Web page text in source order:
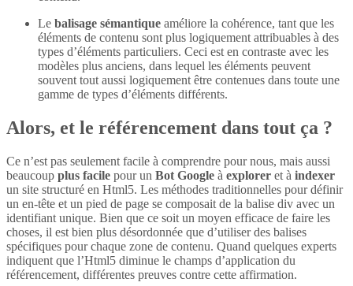
Le balisage sémantique améliore la cohérence, tant que les
éléments de contenu sont plus logiquement attribuables à des
types d’éléments particuliers. Ceci est en contraste avec les
modèles plus anciens, dans lequel les éléments peuvent
souvent tout aussi logiquement être contenues dans toute une
gamme de types d’éléments différents.
Alors, et le référencement dans tout ça ?
Ce n’est pas seulement facile à comprendre pour nous, mais aussi
beaucoup plus facile pour un Bot Google à explorer et à indexer
un site structuré en Html5. Les méthodes traditionnelles pour définir
un en-tête et un pied de page se composait de la balise div avec un
identifiant unique. Bien que ce soit un moyen efficace de faire les
choses, il est bien plus désordonnée que d’utiliser des balises
spécifiques pour chaque zone de contenu. Quand quelques experts
indiquent que l’Html5 diminue le champs d’application du
référencement, différentes preuves contre cette affirmation.